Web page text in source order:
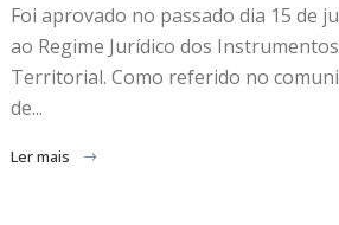
Foi aprovado no passado dia 15 de
ao Regime Jurídico dos
Territorial. Como referido no
de...
Ler mais